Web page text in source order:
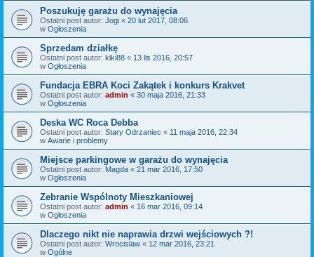
Poszukuję garażu do wynajęcia
Ostatni post autor: Jogi « 20 lut 2017, 08:06
w Ogłoszenia
Sprzedam działkę
Ostatni post autor: kiki88 « 13 lis 2016, 20:57
w Ogłoszenia
Fundacja EBRA Koci Zakątek i konkurs Krakvet
Ostatni post autor: admin « 30 maja 2016, 21:33
w Ogłoszenia
Deska WC Roca Debba
Ostatni post autor: Stary Odrzaniec « 11 maja 2016, 22:34
w Awarie i problemy
Miejsce parkingowe w garażu do wynajęcia
Ostatni post autor: Magda « 21 mar 2016, 17:50
w Ogłoszenia
Zebranie Wspólnoty Mieszkaniowej
Ostatni post autor: admin « 16 mar 2016, 09:14
w Ogłoszenia
Dlaczego nikt nie naprawia drzwi wejściowych ?!
Ostatni post autor: Wrocislaw « 12 mar 2016, 23:21
w Ogólne